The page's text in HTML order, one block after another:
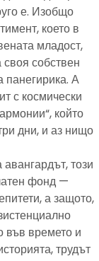
е. Изобщо
което в
младост,
собствен
панегирика. А
с космически
който
дни, и аз нищо
този
фонд —
а защото,
във времето и
трудът